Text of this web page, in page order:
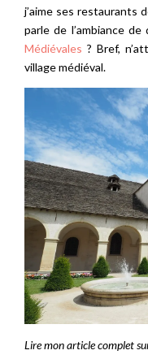
j’aime ses restaurants
parle de l’ambiance
Médiévales ? Bref,
village médiéval.
Lire mon article complet